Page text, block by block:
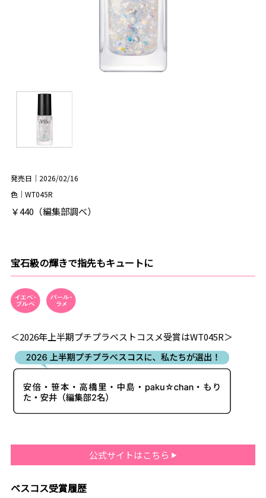
発売日｜2026/02/16
色｜WT045R
￥440（編集部調べ）
宝石級の輝きで指先もキュートに
＜2026年上半期プチプラベストコスメ受賞はWT045R＞
公式サイトはこちら
ベスコス受賞履歴